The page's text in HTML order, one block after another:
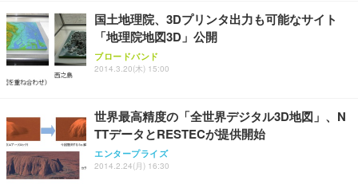
ョン PCチェア 通気性メッシュ ゲーミング/勉強/事
務用 おしゃれ パソコンチェア (ブラック)
Sezlife オフィスチェア デスクチェア 疲れない テレ
ワーク チェア 強化バックレスト 30度ロッキング機
能 人間工学 椅子 腰サポート 90度跳ね上げ式アーム
務用 おしゃれ パソコンチェア (ホワイト)
ANDWINT オフィスチェア デスクチェア 肘なし メ
ッシュ 通気性 ランバーサポート付き 腰サポート ガ
ス圧無段階昇降 360度回転 キャスター付き コンパク
【整備済み品】Dell E2724HS 27インチ 液晶モニタ
ー フルHD（1920×1080）VA 非光沢 HDMI/DisplayP
ort/VGA スピーカー内蔵 高さ調整 スイベル VESA対
【MiniLED/24.5inch/280Hz/FHD】GRAPHT THE S
HOOTER Gaming Monitor 24” Essential ゲーミン
グモニター QD 24.5インチ 1ms FHD 量子ドット 残
Smart Basic(スマートベーシック) 【Amazon.co.jp
限定】 Smart Basic アイリスオーヤマ ペットシーツ
超厚型 お徳用 ワイド 100枚入 (x 1) (ケース販売)
アイリスオーヤマ ペットシーツ 超厚型 お徳用 レギ
ュラー 200枚入【Amazon.co.jp限定】
国土地理院、3Dプリンタ出力も可能なサイト
「地理院地図3D」公開
ブロードバンド
2014.3.20(木) 15:00
世界最高精度の「全世界デジタル3D地図」、N
TTデータとRESTECが提供開始
エンタープライズ
2014.2.24(月) 16:30